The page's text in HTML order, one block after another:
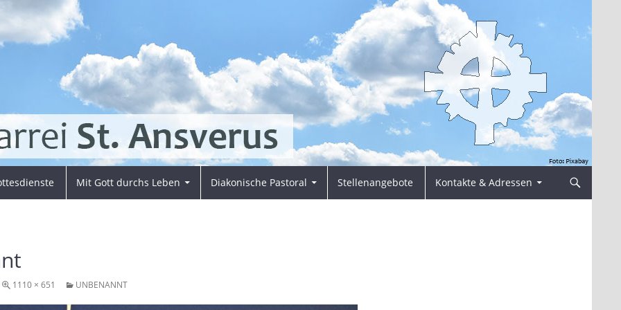
Mit Gott durchs Leben Diakonische Pastoral Stellenangebote Kontakte & Adressen
1110 × 651 UNBENANNT